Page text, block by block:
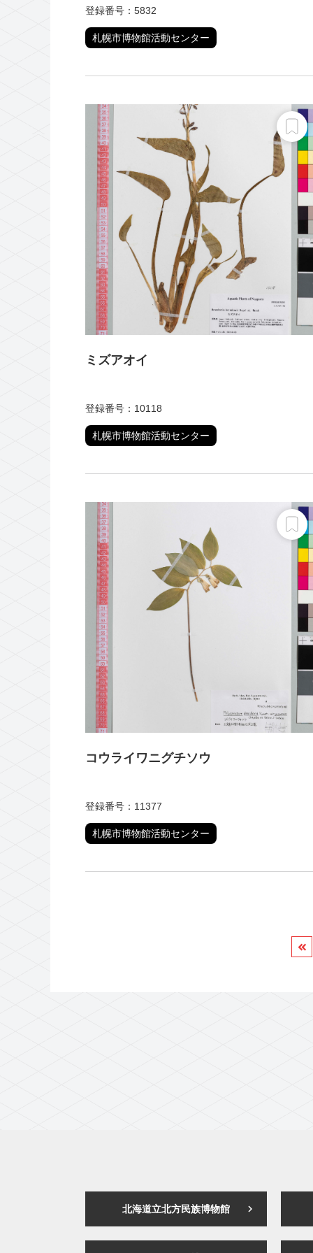
登録番号：5832
札幌市博物館活動センター
ミズアオイ
登録番号：10118
札幌市博物館活動センター
コウライワニグチソウ
登録番号：11377
札幌市博物館活動センター
北海道立北方民族博物館